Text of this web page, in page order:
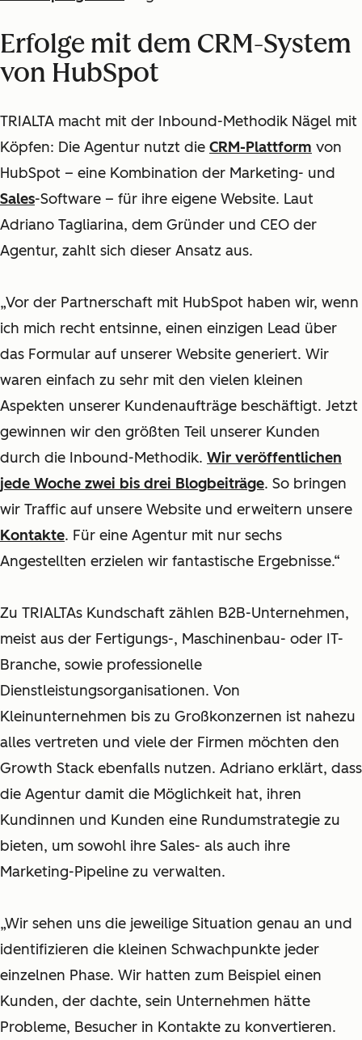
Erfolge mit dem CRM-System
von HubSpot
TRIALTA macht mit der Inbound-Methodik Nägel mit
Köpfen: Die Agentur nutzt die CRM-Plattform von
HubSpot – eine Kombination der Marketing- und
Sales-Software – für ihre eigene Website. Laut
Adriano Tagliarina, dem Gründer und CEO der
Agentur, zahlt sich dieser Ansatz aus.
„Vor der Partnerschaft mit HubSpot haben wir, wenn
ich mich recht entsinne, einen einzigen Lead über
das Formular auf unserer Website generiert. Wir
waren einfach zu sehr mit den vielen kleinen
Aspekten unserer Kundenaufträge beschäftigt. Jetzt
gewinnen wir den größten Teil unserer Kunden
durch die Inbound-Methodik. Wir veröffentlichen
jede Woche zwei bis drei Blogbeiträge. So bringen
wir Traffic auf unsere Website und erweitern unsere
Kontakte. Für eine Agentur mit nur sechs
Angestellten erzielen wir fantastische Ergebnisse.“
Zu TRIALTAs Kundschaft zählen B2B-Unternehmen,
meist aus der Fertigungs-, Maschinenbau- oder IT-
Branche, sowie professionelle
Dienstleistungsorganisationen. Von
Kleinunternehmen bis zu Großkonzernen ist nahezu
alles vertreten und viele der Firmen möchten den
Growth Stack ebenfalls nutzen. Adriano erklärt, dass
die Agentur damit die Möglichkeit hat, ihren
Kundinnen und Kunden eine Rundumstrategie zu
bieten, um sowohl ihre Sales- als auch ihre
Marketing-Pipeline zu verwalten.
„Wir sehen uns die jeweilige Situation genau an und
identifizieren die kleinen Schwachpunkte jeder
einzelnen Phase. Wir hatten zum Beispiel einen
Kunden, der dachte, sein Unternehmen hätte
Probleme, Besucher in Kontakte zu konvertieren.